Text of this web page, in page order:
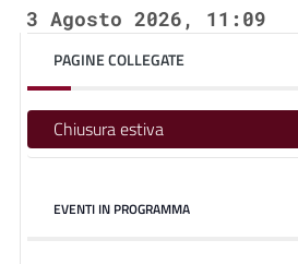
3 Agosto 2026, 11:09
PAGINE COLLEGATE
Chiusura estiva
EVENTI IN PROGRAMMA